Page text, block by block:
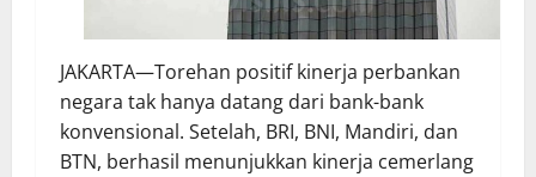
JAKARTA—Torehan positif kinerja perbankan
negara tak hanya datang dari bank-bank
konvensional. Setelah, BRI, BNI, Mandiri, dan
BTN, berhasil menunjukkan kinerja cemerlang